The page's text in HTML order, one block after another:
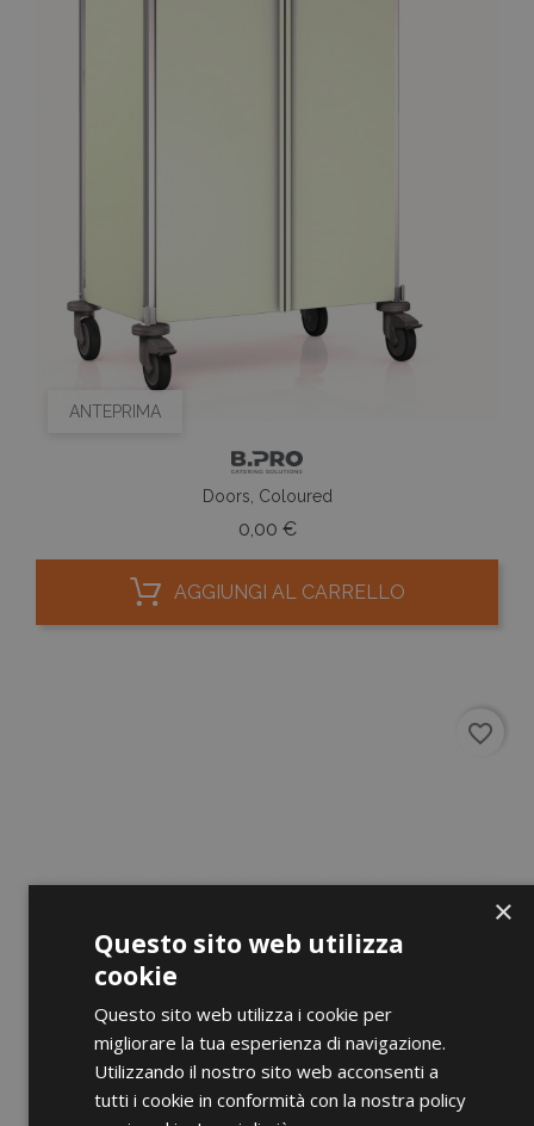
ANTEPRIMA
Doors, Coloured
0,00 €Prezzo
AGGIUNGI AL CARRELLO
favorite_border
×
Questo sito web utilizza
cookie
Questo sito web utilizza i cookie per
migliorare la tua esperienza di navigazione.
Utilizzando il nostro sito web acconsenti a
tutti i cookie in conformità con la nostra policy